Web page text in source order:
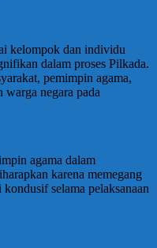
kelompok dan individu
dalam proses Pilkada.
pemimpin agama,
warga negara pada
agama dalam
karena memegang
selama pelaksanaan